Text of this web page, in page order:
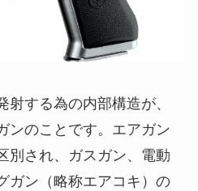
射する為の内部構造が、
ンのことです。エアガン
別され、ガスガン、電動
ガン（略称エアコキ）の